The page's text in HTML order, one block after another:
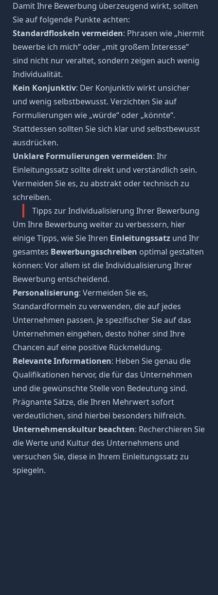
Damit Ihre Bewerbung überzeugend wirkt, sollten
Sie auf folgende Punkteachten:
Standardfloskeln vermeiden: Phrasen wie „hiermit
bewerbe ich mich“ oder „mit großem Interesse“
sind nicht nur veraltet, sondern zeigen auch wenig
Individualität.
Kein Konjunktiv: Der Konjunktiv wirkt unsicher
und wenig selbstbewusst. Verzichten Sie auf
Formulierungen wie „würde“ oder „könnte“.
Stattdessen sollten Sie sich klar und selbstbewusst
ausdrücken.
Unklare Formulierungen vermeiden: Ihr
Einleitungssatz sollte direkt und verständlich sein.
Vermeiden Sie es, zu abstraktoder technisch zu
schreiben.
Tipps zur Individualisierung Ihrer Bewerbung
Um Ihre Bewerbung weiter zu verbessern, hier
einige Tipps, wie Sie Ihren Einleitungssatzund Ihr
gesamtes Bewerbungsschreiben optimal gestalten
können: Vor allem ist die Individualisierung Ihrer
Bewerbung entscheidend.
Personalisierung: Vermeiden Sie es,
Standardformeln zu verwenden, die auf jedes
Unternehmen passen. Je spezifischer Sie auf das
Unternehmen eingehen, desto höher sind Ihre
Chancen auf eine positive Rückmeldung.
Relevante Informationen: Heben Sie genau die
Qualifikationen hervor, die für das Unternehmen
und die gewünschte Stelle von Bedeutung sind.
Prägnante Sätze, die Ihren Mehrwert sofort
verdeutlichen, sind hierbei besonders hilfreich.
Unternehmenskultur beachten: Recherchieren Sie
die Werte und Kultur des Unternehmens und
versuchen Sie, diese in Ihrem Einleitungssatz zu
spiegeln.